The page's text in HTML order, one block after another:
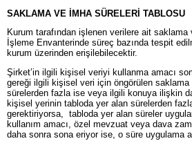
SAKLAMA VE İMHA SÜRELERİ TABLOSU
Kurum tarafından işlenen verilere ait
İşleme Envanterinde süreç bazında tespit
kurum üzerinden erişilebilecektir.
Şirket’in ilgili kişisel veriyi kullanma amacı
gereği ilgili kişisel veri için öngörülen
sürelerden fazla ise veya ilgili konuya ilişkin
kişisel yerinin tabloda yer alan sürelerden
gerektiriyorsa, tabloda yer alan süreler
kullanım amacı, özel mevzuat veya dava
daha sonra sona eriyor ise, o süre uygulama